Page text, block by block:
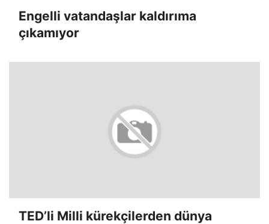
Engelli vatandaşlar kaldırıma
çıkamıyor
TED’li Milli kürekçilerden dünya